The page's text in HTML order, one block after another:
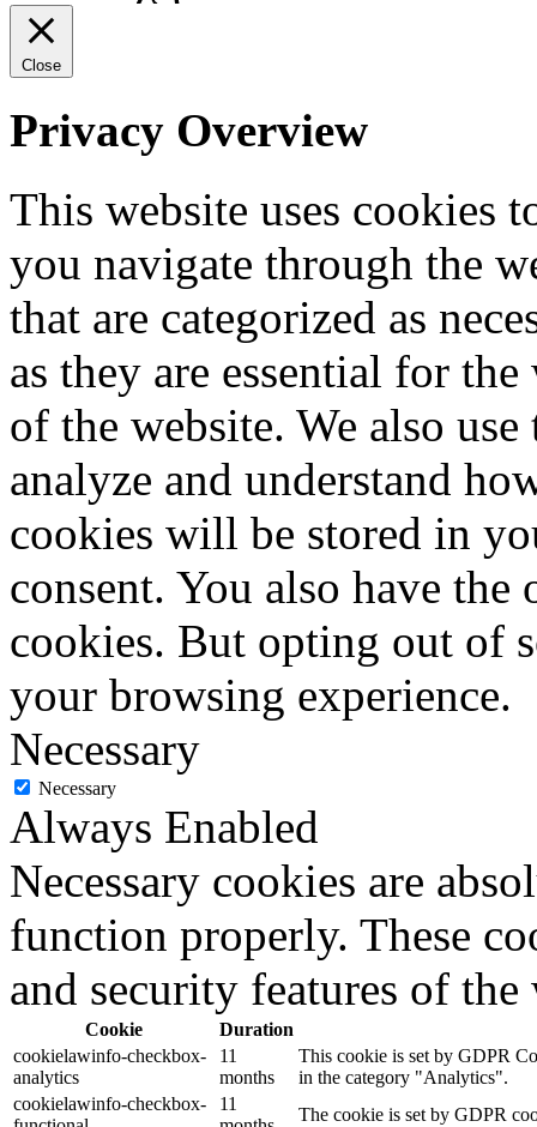
Close
Privacy Overview
This website uses cookies
you navigate through the
that are categorized as
as they are essential for
of the website. We also
analyze and understand
cookies will be stored in
consent. You also have
cookies. But opting out of
your browsing experience.
Necessary
Necessary
Always Enabled
Necessary cookies are
function properly. These
and security features of
Cookie
Duration
cookielawinfo-checkbox-
analytics
11
months
This cookie is set by GDPR
in the category "Analytics".
cookielawinfo-checkbox-
11
The cookie is set by GDPR